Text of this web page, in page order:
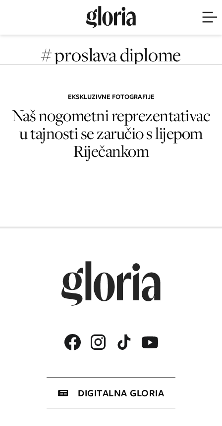
# proslava diplome
EKSKLUZIVNE FOTOGRAFIJE
Naš nogometni reprezentativac
u tajnosti se zaručio s lijepom
Riječankom
DIGITALNA GLORIA